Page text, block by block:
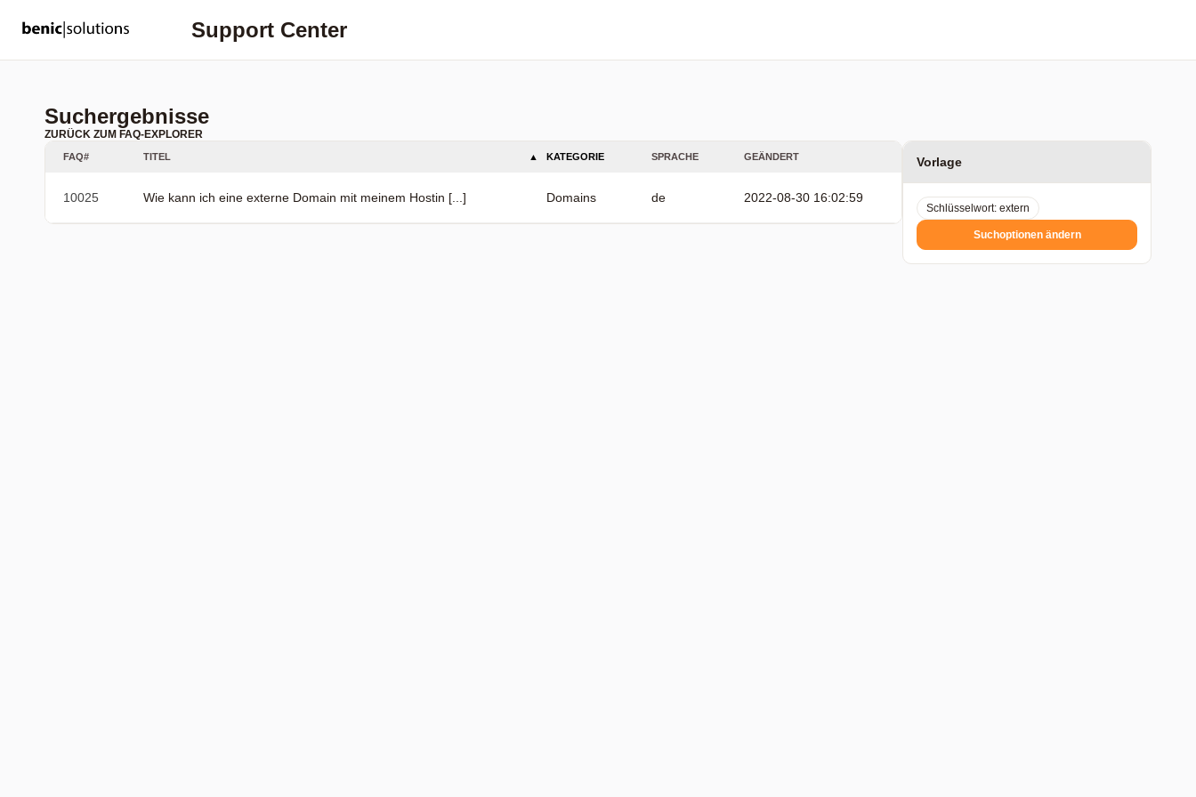
Support Center
Suchergebnisse
ZURÜCK ZUM FAQ-EXPLORER
Vorlage
Schlüsselwort: extern
Suchoptionen ändern
FAQ# TITEL KATEGORIE SPRACHE GEÄNDERT
10025 Wie kann ich eine externe Domain mit meinem Hostin [...] Domains de 2022-08-30 16:02:59